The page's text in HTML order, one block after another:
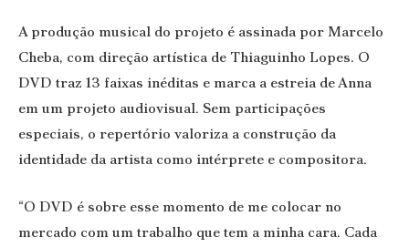
A produção musical do projeto é assinada por Marcelo
Cheba, com direção artística de Thiaguinho Lopes. O
DVD traz 13 faixas inéditas e marca a estreia de Anna
em um projeto audiovisual. Sem participações
especiais, o repertório valoriza a construção da
identidade da artista como intérprete e compositora.
“O DVD é sobre esse momento de me colocar no
mercado com um trabalho que tem a minha cara. Cada